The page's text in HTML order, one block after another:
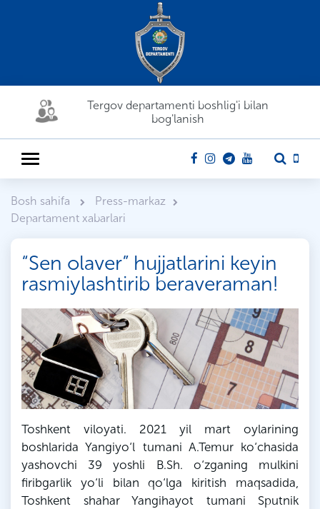
Tergov departamenti boshlig'i bilan
bog'lanish
Bosh sahifa
Press-markaz
Departament xabarlari
“Sen olaver” hujjatlarini keyin
rasmiylashtirib beraveraman!
Toshkent viloyati. 2021 yil mart oylarining
boshlarida Yangiyo‘l tumani A.Temur ko‘chasida
yashovchi 39 yoshli B.Sh. o‘zganing mulkini
firibgarlik yo‘li bilan qo‘lga kiritish maqsadida,
Toshkent shahar Yangihayot tumani Sputnik